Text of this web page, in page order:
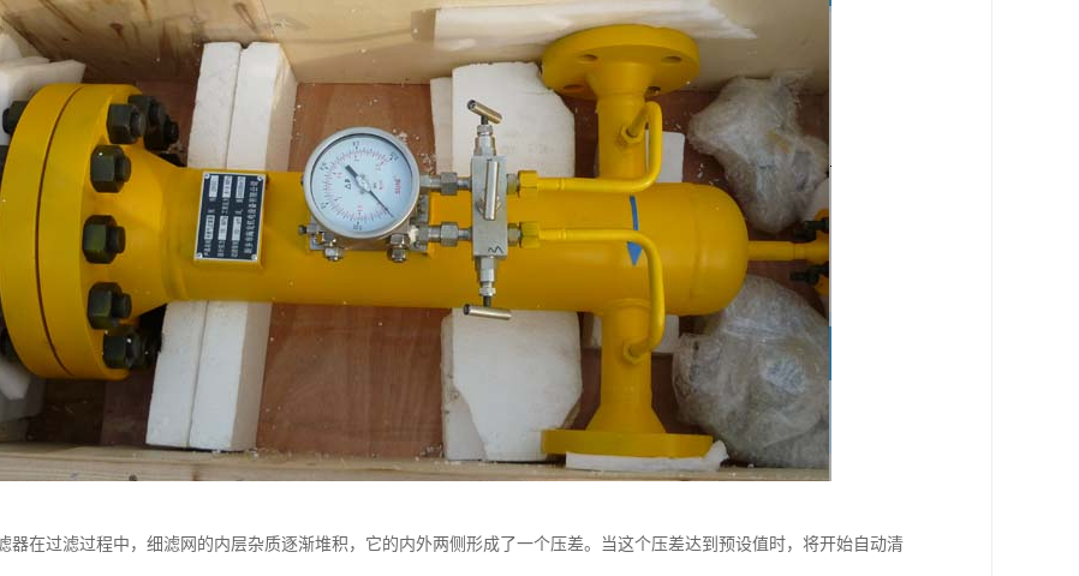
器在过滤过程中，细滤网的内层杂质逐渐堆积，它的内外两侧形成了一个压差。当这个压差达到预设值时，将开始自动清